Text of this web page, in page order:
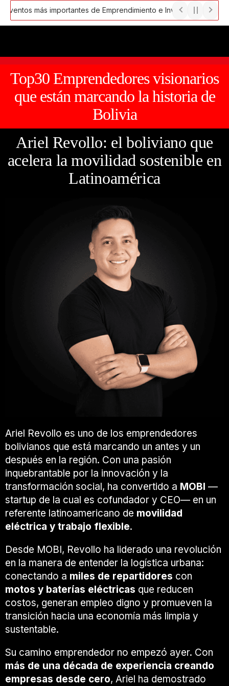
más importantes de Emprendimiento e Inversión de Impacto
Top30 Emprendedores visionarios
que están marcando la historia de
Bolivia
Ariel Revollo: el boliviano que
acelera la movilidad sostenible en
Latinoamérica
Ariel Revollo es uno de los emprendedores
bolivianos que está marcando un antes y un
después en la región. Con una pasión
inquebrantable por la innovación y la
transformación social, ha convertido a MOBI —
startup de la cual es cofundador y CEO— en un
referente latinoamericano de movilidad
eléctrica y trabajo flexible.
Desde MOBI, Revollo ha liderado una revolución
en la manera de entender la logística urbana:
conectando a miles de repartidores con
motos y baterías eléctricas que reducen
costos, generan empleo digno y promueven la
transición hacia una economía más limpia y
sustentable.
Su camino emprendedor no empezó ayer. Con
más de una década de experiencia creando
empresas desde cero, Ariel ha demostrado